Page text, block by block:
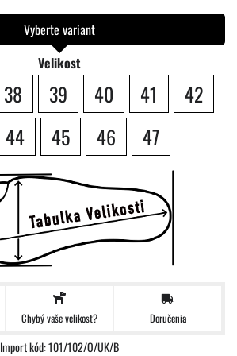
Vyberte variant
Velikost
38 39 40 41
42
44 45 46 47
Chybý vaše velikost? Doručenia
Import kód: 101/102/O/UK/B